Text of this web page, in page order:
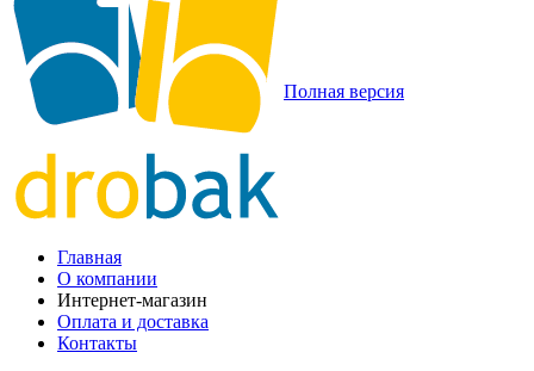
Полная версия
Главная
О компании
Интернет-магазин
Оплата и доставка
Контакты